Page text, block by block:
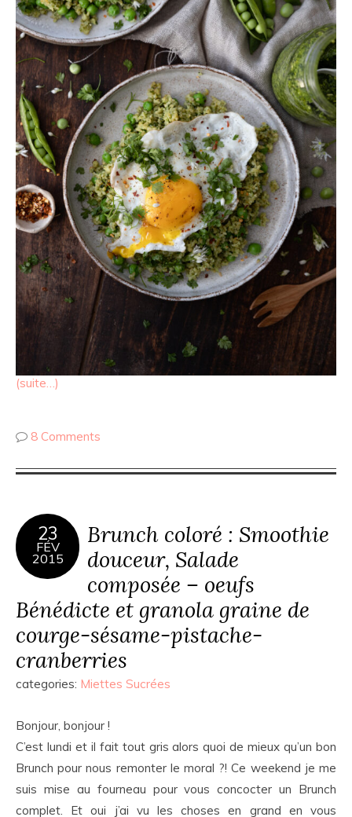
(suite…)
8 Comments
23
FÉV
2015
Brunch coloré : Smoothie
douceur, Salade
composée – oeufs
Bénédicte et granola graine de
courge-sésame-pistache-
cranberries
categories: Miettes Sucrées
Bonjour, bonjour !
C’est lundi et il fait tout gris alors quoi de mieux qu’un bon
Brunch pour nous remonter le moral ?! Ce weekend je me
suis mise au fourneau pour vous concocter un Brunch
complet. Et oui j’ai vu les choses en grand en vous